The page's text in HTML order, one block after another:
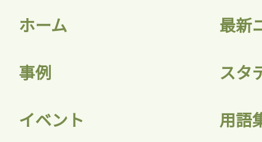
記事をお気に入りに
ログインが必
ログイン
ホーム 最新
事例 スタ
イベント 用語